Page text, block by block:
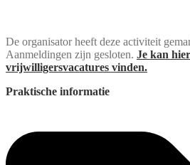
De organisator heeft deze activiteit
Aanmeldingen zijn gesloten. Je kan
vrijwilligersvacatures vinden.
Praktische informatie